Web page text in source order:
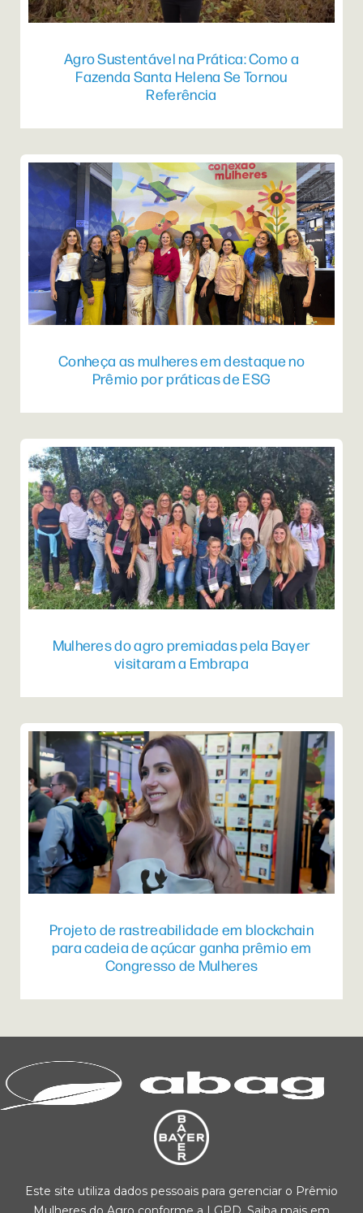
Agro Sustentável na Prática: Como a
Fazenda Santa Helena Se Tornou
Referência
Conheça as mulheres em destaque no
Prêmio por práticas de ESG
Mulheres do agro premiadas pela Bayer
visitaram a Embrapa
Projeto de rastreabilidade em blockchain
para cadeia de açúcar ganha prêmio em
Congresso de Mulheres
Este site utiliza dados pessoais para gerenciar o Prêmio